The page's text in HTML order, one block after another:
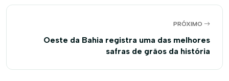
PRÓXIMO
Oeste da Bahia registra uma das melhores
safras de grãos da história